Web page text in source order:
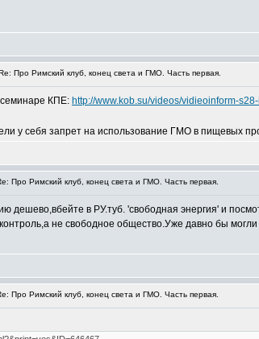
Про Римский клуб, конец света и ГМО. Часть первая.
КПЕ: http://www.kob.su/videos/vidieoinform-
у себя запрет на использование ГМО в пищевых
Про Римский клуб, конец света и ГМО. Часть первая.
дешево,вбейте в РУ.туб. 'свободная энергия' и
не свободное общество.Уже давно бы могли
Про Римский клуб, конец света и ГМО. Часть первая.